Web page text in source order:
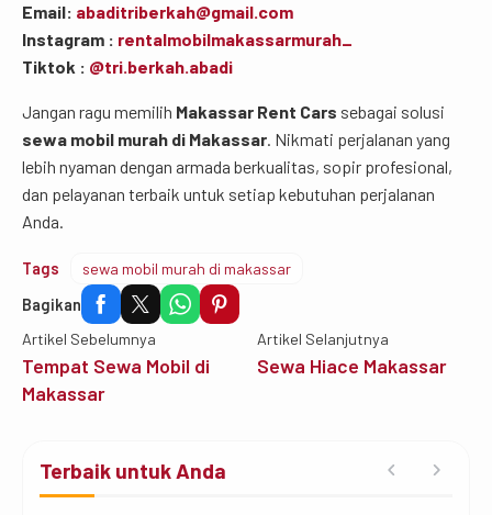
Email: abaditriberkah@gmail.com
Instagram : rentalmobilmakassarmurah_
Tiktok : @tri.berkah.abadi
Jangan ragu memilih Makassar Rent Cars sebagai solusi
sewa mobil murah di Makassar. Nikmati perjalanan yang
lebih nyaman dengan armada berkualitas, sopir profesional,
dan pelayanan terbaik untuk setiap kebutuhan perjalanan
Anda.
Tags
sewa mobil murah di makassar
Bagikan
Artikel Sebelumnya
Tempat Sewa Mobil di
Makassar
Artikel Selanjutnya
Sewa Hiace Makassar
Terbaik untuk Anda